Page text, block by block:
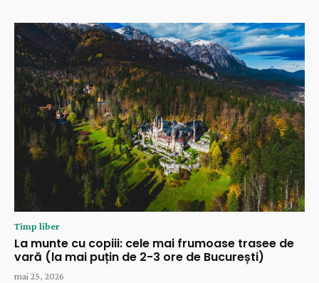
Timp liber
La munte cu copiii: cele mai frumoase trasee de
vară (la mai puțin de 2-3 ore de București)
mai 25, 2026